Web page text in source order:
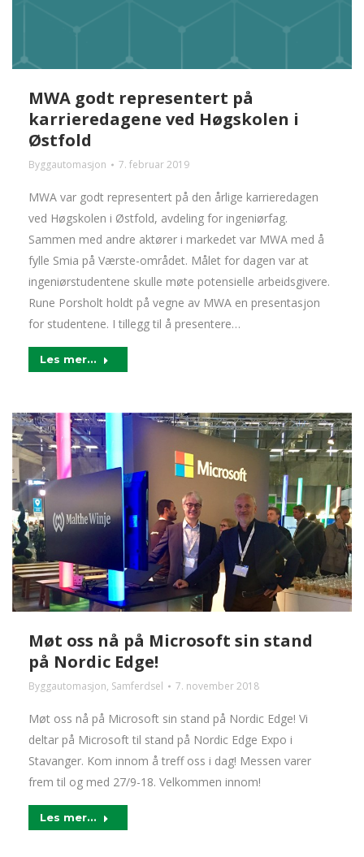
MWA godt representert på
karrieredagene ved Høgskolen i
Østfold
Byggautomasjon 7. februar 2019
MWA var godt representert på den årlige karrieredagen
ved Høgskolen i Østfold, avdeling for ingeniørfag.
Sammen med andre aktører i markedet var MWA med å
fylle Smia på Værste-området. Målet for dagen var at
ingeniørstudentene skulle møte potensielle arbeidsgivere.
Rune Porsholt holdt på vegne av MWA en presentasjon
for studentene. I tillegg til å presentere…
Les mer...
Møt oss nå på Microsoft sin stand
på Nordic Edge!
Byggautomasjon, Samferdsel 7. november 2018
Møt oss nå på Microsoft sin stand på Nordic Edge! Vi
deltar på Microsoft til stand på Nordic Edge Expo i
Stavanger. Kom innom å treff oss i dag! Messen varer
frem til og med 27/9-18. Velkommen innom!
Les mer...